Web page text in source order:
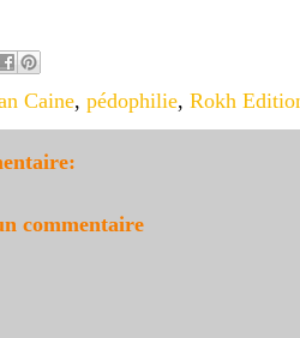
Caine, pédophilie, Rokh
commentaire